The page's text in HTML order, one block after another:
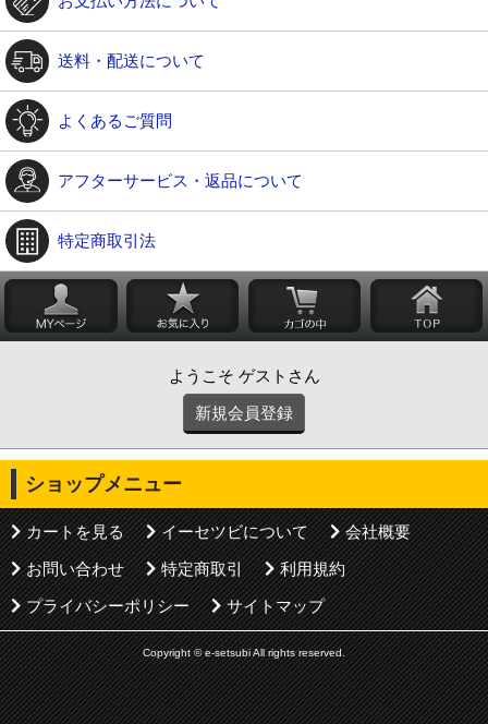
送料・配送について
よくあるご質問
アフターサービス・返品について
特定商取引法
ようこそ ゲストさん
新規会員登録
ショップメニュー
カートを見る イーセツビについて
会社概要
お問い合わせ
特定商取引
利用規約
プライバシーポリシー
サイトマップ
Copyright © e-setsubi All rights reserved.